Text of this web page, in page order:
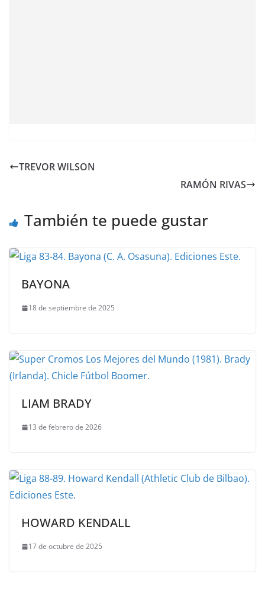
TREVOR WILSON
RAMÓN RIVAS
También te puede gustar
BAYONA
18 de septiembre de 2025
LIAM BRADY
13 de febrero de 2026
HOWARD KENDALL
17 de octubre de 2025